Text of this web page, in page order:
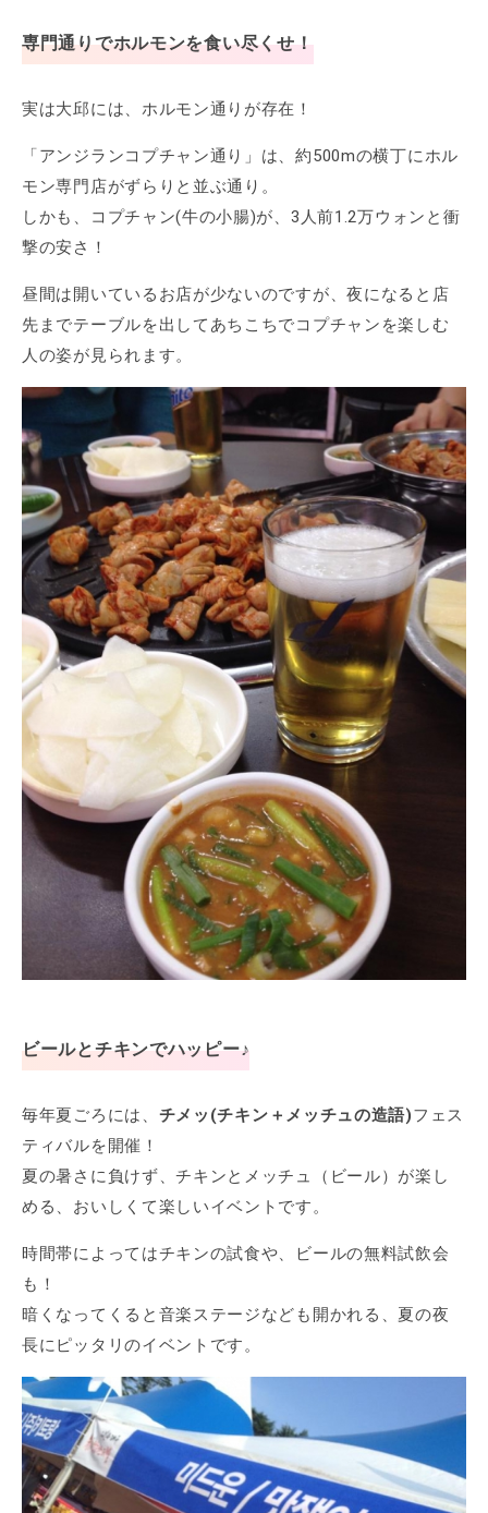
専門通りでホルモンを食い尽くせ！
実は大邱には、ホルモン通りが存在！
「アンジランコプチャン通り」は、約500mの横丁にホル
モン専門店がずらりと並ぶ通り。
しかも、コプチャン(牛の小腸)が、3人前1.2万ウォンと衝
撃の安さ！
昼間は開いているお店が少ないのですが、夜になると店
先までテーブルを出してあちこちでコプチャンを楽しむ
人の姿が見られます。
ビールとチキンでハッピー♪
毎年夏ごろには、 チメッ(チキン＋メッチュの造語)フェス
ティバルを開催！
夏の暑さに負けず、チキンとメッチュ（ビール）が楽し
める、おいしくて楽しいイベントです。
時間帯によってはチキンの試食や、ビールの無料試飲会
も！
暗くなってくると音楽ステージなども開かれる、夏の夜
長にピッタリのイベントです。